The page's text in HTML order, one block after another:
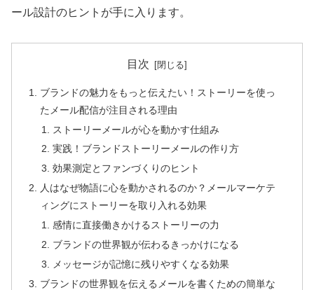
ール設計のヒントが手に入ります。
目次
ブランドの魅力をもっと伝えたい！ストーリーを使っ
たメール配信が注目される理由
ストーリーメールが心を動かす仕組み
実践！ブランドストーリーメールの作り方
効果測定とファンづくりのヒント
人はなぜ物語に心を動かされるのか？メールマーケテ
ィングにストーリーを取り入れる効果
感情に直接働きかけるストーリーの力
ブランドの世界観が伝わるきっかけになる
メッセージが記憶に残りやすくなる効果
ブランドの世界観を伝えるメールを書くための簡単な